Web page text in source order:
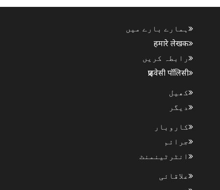
ہمارے بارے میں
हमारे लेखक
رابطہ کریں
प्राइवेसी पॉलिसी
کھیل
دیگر
کاروبار
جرائم
انٹرٹینمنٹ
علاقائی